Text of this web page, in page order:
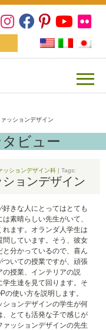
ッションデザイン
ビュー
ッションデザイン科 | Tags:
ョンデザイン
きな人にとってはとても
素晴らしい先生がいて、
ます。オランダ人学生は
問しています。そう、彼女
分かっているので、喜ん
いての授業ですが、頑張
の授業、インテリアの説
生達を見て回ります。そ
の使い方を説明します。
ションデザインの学生が何
とても活発な子で感じが
ッションデザインの先生